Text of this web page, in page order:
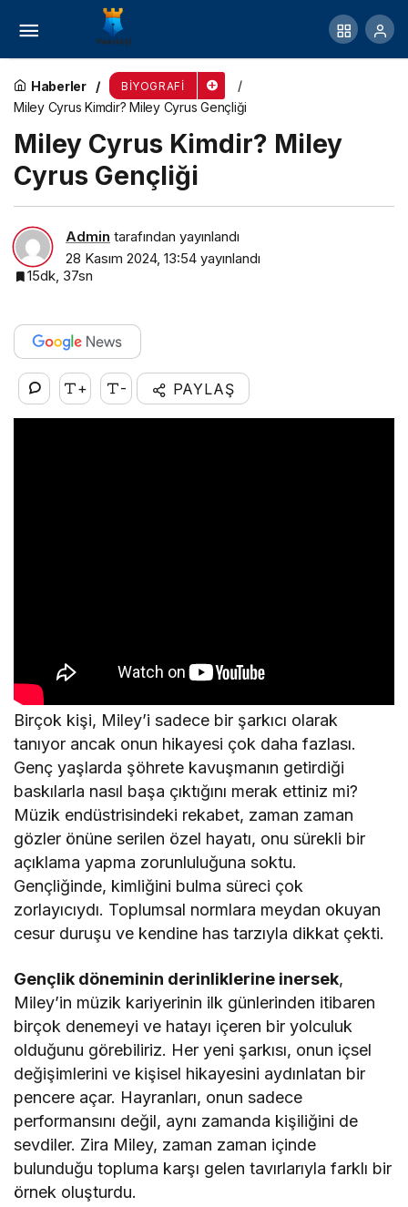
Haberler BIYOGRAFI
Miley Cyrus Kimdir? Miley Cyrus Gençliği
Miley Cyrus Kimdir? Miley
Cyrus Gençliği
Admin tarafından yayınlandı
28 Kasım 2024, 13:54 yayınlandı
15dk, 37sn
+ - PAYLAŞ
Birçok kişi, Miley’i sadece bir şarkıcı olarak
tanıyor ancak onun hikayesi çok daha fazlası.
Genç yaşlarda şöhrete kavuşmanın getirdiği
baskılarla nasıl başa çıktığını merak ettiniz mi?
Müzik endüstrisindeki rekabet, zaman zaman
gözler önüne serilen özel hayatı, onu sürekli bir
açıklama yapma zorunluluğuna soktu.
Gençliğinde, kimliğini bulma süreci çok
zorlayıcıydı. Toplumsal normlara meydan okuyan
cesur duruşu ve kendine has tarzıyla dikkat çekti.
Gençlik döneminin derinliklerine inersek,
Miley’in müzik kariyerinin ilk günlerinden itibaren
birçok denemeyi ve hatayı içeren bir yolculuk
olduğunu görebiliriz. Her yeni şarkısı, onun içsel
değişimlerini ve kişisel hikayesini aydınlatan bir
pencere açar. Hayranları, onun sadece
performansını değil, aynı zamanda kişiliğini de
sevdiler. Zira Miley, zaman zaman içinde
bulunduğu topluma karşı gelen tavırlarıyla farklı bir
örnek oluşturdu.
Selena Gomez Kimdir? Selena Gomez Gençliği